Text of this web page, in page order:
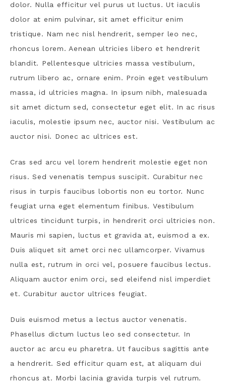
dolor. Nulla efficitur vel purus ut luctus. Ut iaculis
dolor at enim pulvinar, sit amet efficitur enim
tristique. Nam nec nisl hendrerit, semper leo nec,
rhoncus lorem. Aenean ultricies libero et hendrerit
blandit. Pellentesque ultricies massa vestibulum,
rutrum libero ac, ornare enim. Proin eget vestibulum
massa, id ultricies magna. In ipsum nibh, malesuada
sit amet dictum sed, consectetur eget elit. In ac risus
iaculis, molestie ipsum nec, auctor nisi. Vestibulum ac
auctor nisi. Donec ac ultrices est.
Cras sed arcu vel lorem hendrerit molestie eget non
risus. Sed venenatis tempus suscipit. Curabitur nec
risus in turpis faucibus lobortis non eu tortor. Nunc
feugiat urna eget elementum finibus. Vestibulum
ultrices tincidunt turpis, in hendrerit orci ultricies non.
Mauris mi sapien, luctus et gravida at, euismod a ex.
Duis aliquet sit amet orci nec ullamcorper. Vivamus
nulla est, rutrum in orci vel, posuere faucibus lectus.
Aliquam auctor enim orci, sed eleifend nisl imperdiet
et. Curabitur auctor ultrices feugiat.
Duis euismod metus a lectus auctor venenatis.
Phasellus dictum luctus leo sed consectetur. In
auctor ac arcu eu pharetra. Ut faucibus sagittis ante
a hendrerit. Sed efficitur quam est, at aliquam dui
rhoncus at. Morbi lacinia gravida turpis vel rutrum.